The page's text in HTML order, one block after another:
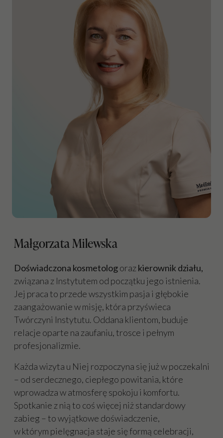
Małgorzata Milewska
Doświadczona kosmetologorazkierownik działu,
związana z Instytutem od początku jego istnienia.
Jej praca to przede wszystkim pasja i głębokie
zaangażowanie w misję, która przyświeca
Twórczyni Instytutu. Oddana klientom, buduje
relacje oparte na zaufaniu, trosce i pełnym
profesjonalizmie.
Każda wizyta u Niej rozpoczyna się już w poczekalni
– od serdecznego, ciepłego powitania, które
wprowadza w atmosferę spokoju i komfortu.
Spotkanie z nią to coś więcej niż standardowy
zabieg – to wyjątkowe doświadczenie,
w którym pielęgnacja staje się formą celebracji,